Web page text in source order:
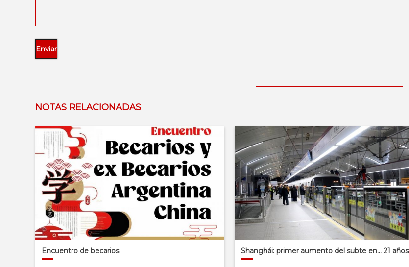
NOTAS RELACIONADAS
Encuentro de becarios Shanghái: primer aumento del subte en… 21 años